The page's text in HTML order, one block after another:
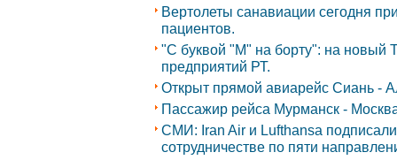
Вертолеты санавиации сегодня
пациентов.
"С буквой "М" на борту": на новый
предприятий РТ.
Открыт прямой авиарейс Сиань -
Пассажир рейса Мурманск -
СМИ: Iran Air и Lufthansa
сотрудничестве по пяти